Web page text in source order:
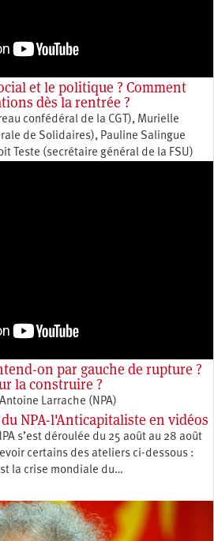
et le politique ? Comment
dès la rentrée ?
confédéral de la CGT), Murielle
de Solidaires), Pauline Salingue
Teste (secrétaire général de la FSU)
on par gauche de rupture ?
la construire ?
Larrache (NPA)
NPA-l'Anticapitaliste en vidéos
s’est déroulée du 25 août au 28 août
certains des ateliers ci-dessous :
la crise mondiale du…